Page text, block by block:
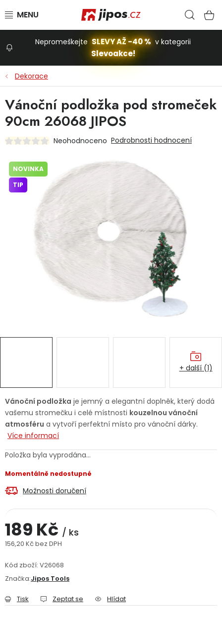
Stavba a dům
Dílna
Domácnost
Dětská hřiště
Autodoplňky
Značky
Jaký je aktuální stav mé objednávky?
Servis nářadí Hodnocení obchodu
Doprava a platba
Nepromeškejte SLEVY AŽ -40 % v kategorii
Slevoakce!
Dekorace
Vánoční podložka je jemný a elegantní doplněk, který dodá
vašemu stromečku i celé místnosti kouzelnou vánoční
atmosféru a vytvoří perfektní místo pro vánoční dárky.
Více informací
Položka byla vyprodána…
Momentálně nedostupné
Možnosti doručení
189 Kč / ks
156,20 Kč bez DPH
Kód zboží: V26068
Značka:Jipos Tools
Tisk Zeptat se Hlídat
Vánoční podložka pod stromeček
90cm 26068 JIPOS
Neohodnoceno Podrobnosti hodnocení
NOVINKA
TIP
+ další (1)